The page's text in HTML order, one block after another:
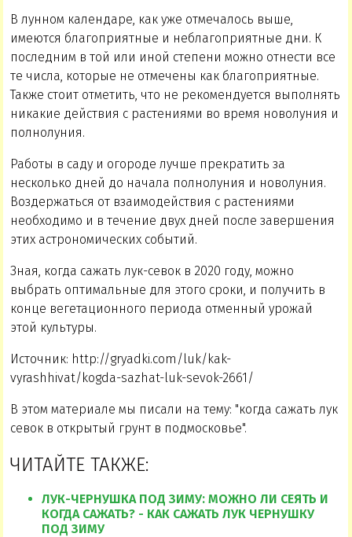
В лунном календаре, как уже отмечалось выше,
имеются благоприятные и неблагоприятные дни. К
последним в той или иной степени можно отнести все
те числа, которые не отмечены как благоприятные.
Также стоит отметить, что не рекомендуется выполнять
никакие действия с растениями во время новолуния и
полнолуния.
Работы в саду и огороде лучше прекратить за
несколько дней до начала полнолуния и новолуния.
Воздержаться от взаимодействия с растениями
необходимо и в течение двух дней после завершения
этих астрономических событий.
Зная, когда сажать лук-севок в 2020 году, можно
выбрать оптимальные для этого сроки, и получить в
конце вегетационного периода отменный урожай
этой культуры.
Источник: http://gryadki.com/luk/kak-
vyrashhivat/kogda-sazhat-luk-sevok-2661/
В этом материале мы писали на тему: "когда сажать лук
севок в открытый грунт в подмосковье".
ЧИТАЙТЕ ТАКЖЕ:
ЛУК-ЧЕРНУШКА ПОД ЗИМУ: МОЖНО ЛИ СЕЯТЬ И
КОГДА САЖАТЬ? - КАК САЖАТЬ ЛУК ЧЕРНУШКУ
ПОД ЗИМУ